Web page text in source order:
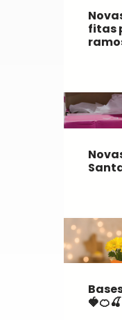
fitas
🍓🍊🍒